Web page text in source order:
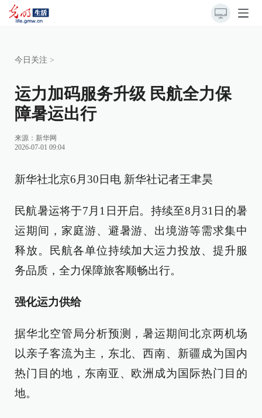
今日关注 >
运力加码服务升级 民航全力保
障暑运出行
来源： 新华网
2026-07-01 09:04
新华社北京6月30日电 新华社记者王聿昊
民航暑运将于7月1日开启。持续至8月31日的暑
运期间，家庭游、避暑游、出境游等需求集中
释放。民航各单位持续加大运力投放、提升服
务品质，全力保障旅客顺畅出行。
强化运力供给
据华北空管局分析预测，暑运期间北京两机场
以亲子客流为主，东北、西南、新疆成为国内
热门目的地，东南亚、欧洲成为国际热门目的
地。